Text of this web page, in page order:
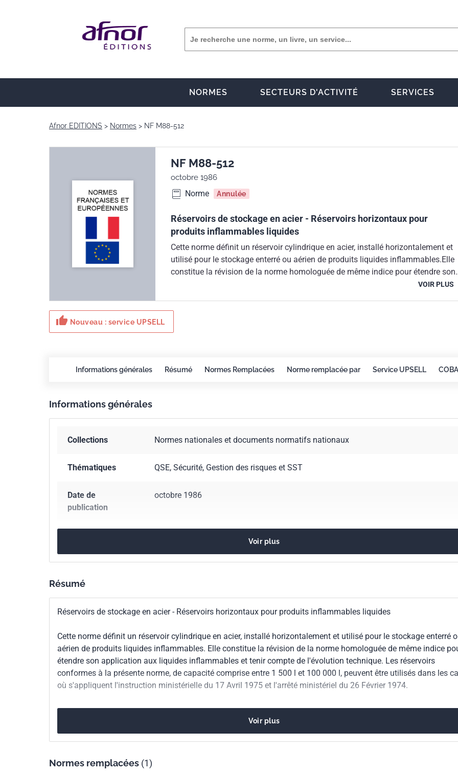
NORMES SECTEURS D'ACTIVITÉ SERVICES
Afnor EDITIONS Normes NF M88-512
NF M88-512
octobre 1986
Norme Annulée
Réservoirs de stockage en acier - Réservoirs horizontaux pour
produits inflammables liquides
Cette norme définit un réservoir cylindrique en acier, installé horizontalement et
utilisé pour le stockage enterré ou aérien de produits liquides inflammables.Elle
constitue la révision de la norme homologuée de même indice pour étendre son
entre 1 500 l et 100 000 l, peuvent être utilisés dans les cas où s'appliquent
1974.
VOIR PLUS
thumb_up Nouveau : service UPSELL
Informations générales Résumé Normes Remplacées Norme remplacée par Service UPSELL
Informations générales
Collections Normes nationales et documents normatifs nationaux
Thématiques QSE, Sécurité, Gestion des risques et SST
Date de
publication
octobre 1986
Référence NF M88-512
Codes ICS
75.200Équipement de transport du pétrole, des produits pétroliers et du gaz naturel
Indice de
classement
M88-512
Numéro de tirage 1 - octobre 1986
Voir plus
Résumé
Réservoirs de stockage en acier - Réservoirs horizontaux pour produits inflammables liquides
Cette norme définit un réservoir cylindrique en acier, installé horizontalement et utilisé pour le stockage enterré
aérien de produits liquides inflammables. Elle constitue la révision de la norme homologuée de même indice
étendre son application aux liquides inflammables et tenir compte de l'évolution technique. Les réservoirs
conformes à la présente norme, de capacité comprise entre 1 500 l et 100 000 l, peuvent être utilisés dans les
où s'appliquent l'instruction ministérielle du 17 Avril 1975 et l'arrêté ministériel du 26 Février 1974.
Voir plus
Normes remplacées (1)